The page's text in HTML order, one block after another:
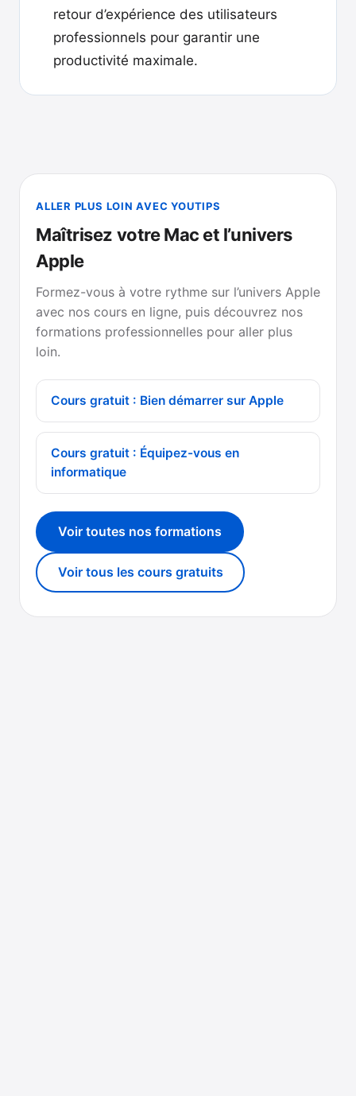
retour d’expérience des utilisateurs
professionnels pour garantir une
productivité maximale.
ALLER PLUS LOIN AVEC YOUTIPS
Maîtrisez votre Mac et l’univers
Apple
Formez-vous à votre rythme sur l’univers Apple
avec nos cours en ligne, puis découvrez nos
formations professionnelles pour aller plus
loin.
Cours gratuit : Bien démarrer sur Apple
Cours gratuit : Équipez-vous en
informatique
Voir toutes nos formations
Voir tous les cours gratuits